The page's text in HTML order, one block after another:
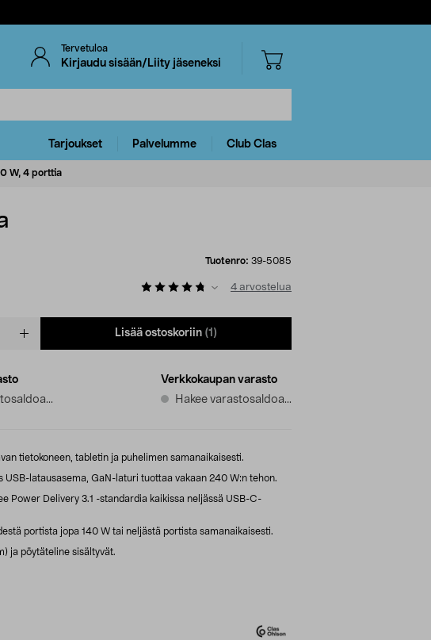
Tervetuloa
Kirjaudu sisään/Liity jäseneksi
Tarjoukset Palvelumme Club Clas
W, 4 porttia
Tuotenro: 39-5085
4 arvostelua
Lisää ostoskoriin (1)
Verkkokaupan varasto
Hakee varastosaldoa...
tietokoneen, tabletin ja puhelimen samanaikaisesti.
USB-latausasema, GaN-laturi tuottaa vakaan 240 W:n tehon.
Power Delivery 3.1 -standardia kaikissa neljässä USB-C-
portista jopa 140 W tai neljästä portista samanaikaisesti.
ja pöytäteline sisältyvät.